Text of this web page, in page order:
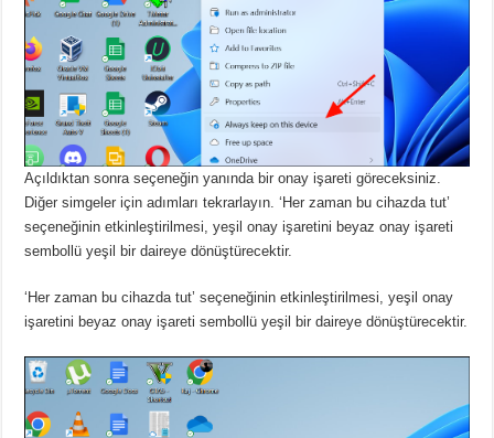
Açıldıktan sonra seçeneğin yanında bir onay işareti göreceksiniz.
Diğer simgeler için adımları tekrarlayın.‘Her zaman bu cihazda tut’
seçeneğinin etkinleştirilmesi, yeşil onay işaretini beyaz onay işareti
sembollü yeşil bir daireye dönüştürecektir.
‘Her zaman bu cihazda tut’ seçeneğinin etkinleştirilmesi, yeşil onay
işaretini beyaz onay işareti sembollü yeşil bir daireye dönüştürecektir.